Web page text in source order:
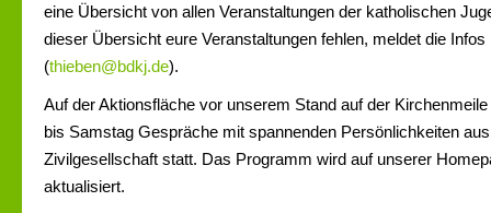
eine Übersicht von allen Veranstaltungen der katholischen
dieser Übersicht eure Veranstaltungen fehlen, meldet die
(thieben@bdkj.de).
Auf der Aktionsfläche vor unserem Stand auf der
bis Samstag Gespräche mit spannenden Persönlichkeiten
Zivilgesellschaft statt. Das Programm wird auf unserer
aktualisiert.